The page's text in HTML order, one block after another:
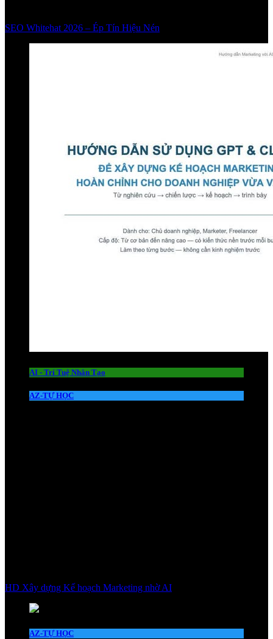
SEO Whitehat 2026 – Ép Tín Hiệu Nén
AI - Trí Tuệ Nhân Tạo
AZ-TỰ HỌC
HD Xây dựng Kế hoạch Marketing nhờ AI
AZ-TỰ HỌC